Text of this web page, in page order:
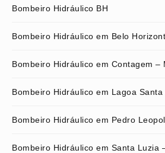
Bombeiro Hidráulico BH
Bombeiro Hidráulico em Belo
Bombeiro Hidráulico em Contagem –
Bombeiro Hidráulico em Lagoa Santa
Bombeiro Hidráulico em Pedro
Bombeiro Hidráulico em Santa Luzia